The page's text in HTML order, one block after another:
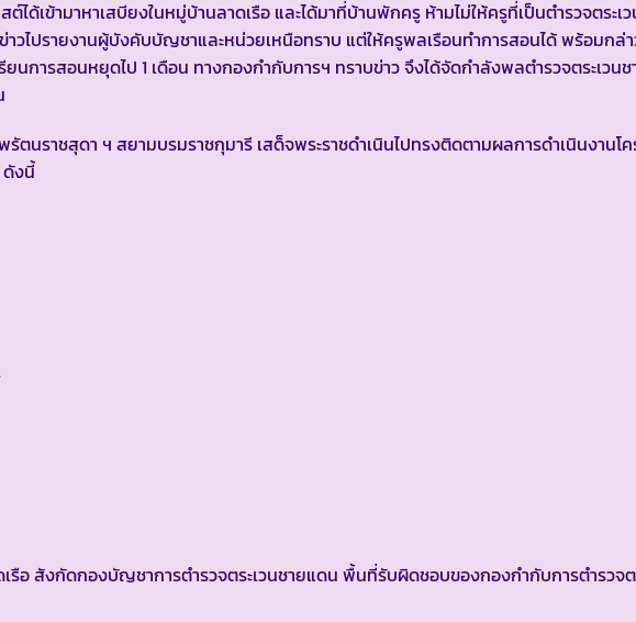
ด้เข้ามาหาเสบียงในหมู่บ้านลาดเรือ และได้มาที่บ้านพักครู ห้ามไม่ให้ครูที่เป็นตำรวจตระเ
ข่าวไปรายงานผู้บังคับบัญชาและหน่วยเหนือทราบ แต่ให้ครูพลเรือนทำการสอนได้ พร้อมกล่า
ยนการสอนหยุดไป 1 เดือน ทางกองกำกับการฯ ทราบข่าว จึงได้จัดกำลังพลตำรวจตระเวน
รัตนราชสุดา ฯ สยามบรมราชกุมารี เสด็จพระราชดำเนินไปทรงติดตามผลการดำเนินงานโ
ดังนี้
อ สังกัดกองบัญชาการตำรวจตระเวนชายแดน พื้นที่รับผิดชอบของกองกำกับการตำรวจต